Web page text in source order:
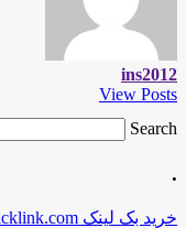
ins2012
View Posts
Search …
.
خرید بک لینک behtarinbacklink.com